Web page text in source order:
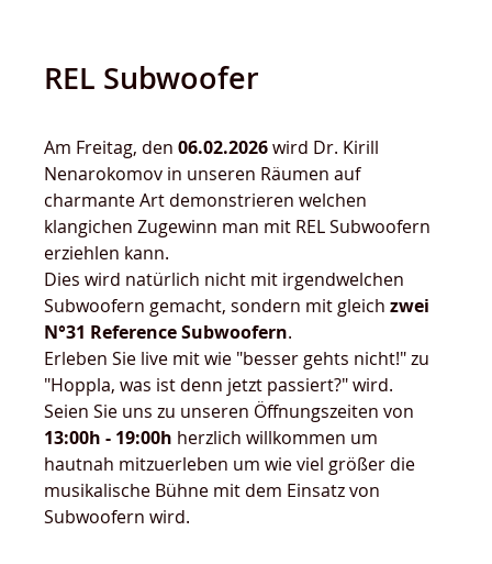
REL Subwoofer
Am Freitag, den 06.02.2026wird Dr. Kirill
Nenarokomov in unseren Räumen auf
charmante Art demonstrieren welchen
klangichen Zugewinn man mit REL Subwoofern
erziehlen kann.
Dies wird natürlich nicht mit irgendwelchen
Subwoofern gemacht, sondern mit gleich zwei
N°31 Reference Subwoofern.
Erleben Sie live mit wie "besser gehts nicht!" zu
"Hoppla, was ist denn jetzt passiert?" wird.
Seien Sie uns zu unseren Öffnungszeiten von
13:00h - 19:00h herzlich willkommen um
hautnah mitzuerleben um wie viel größer die
musikalische Bühne mit dem Einsatz von
Subwoofern wird.